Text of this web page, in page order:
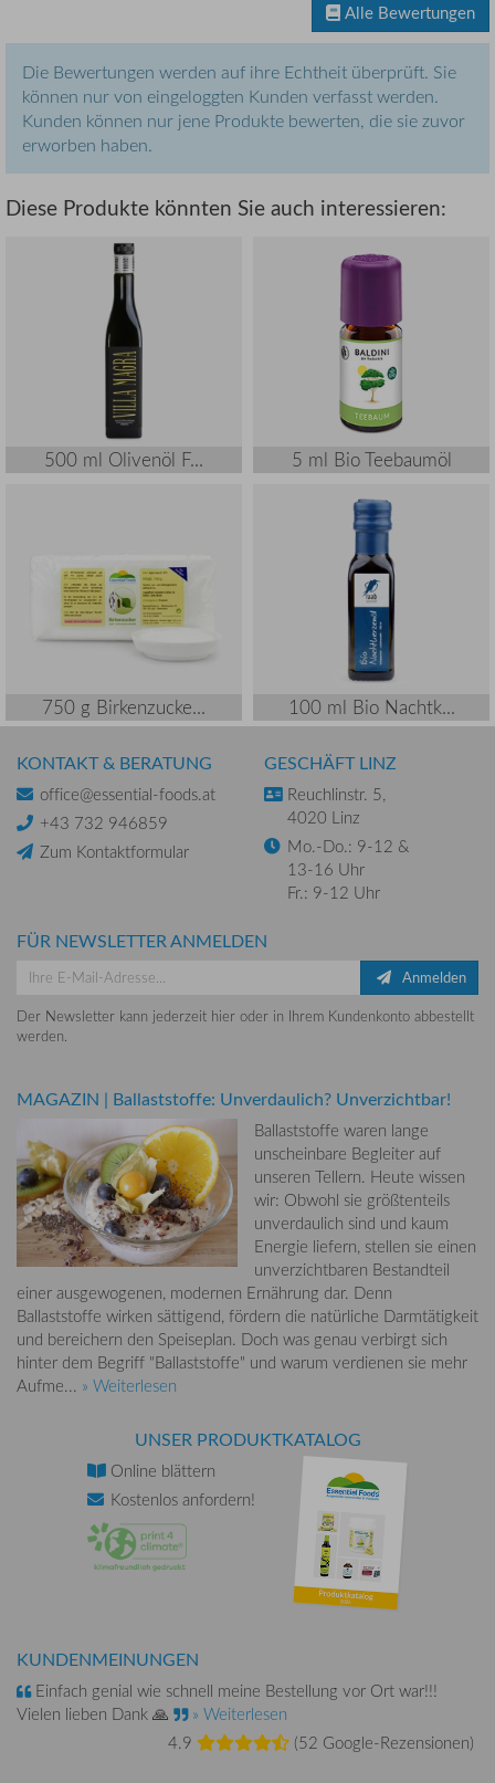
Alle Bewertungen
Die Bewertungen werden auf ihre Echtheit überprüft. Sie
können nur von eingeloggten Kunden verfasst werden.
Kunden können nur jene Produkte bewerten, die sie zuvor
erworben haben.
Diese Produkte könnten Sie auch interessieren:
500 ml Olivenöl F... 5 ml Bio Teebaumöl
750 g Birkenzucke... 100 ml Bio Nachtk...
KONTAKT & BERATUNG
office@essential-foods.at
+43 732 946859
Zum Kontaktformular
GESCHÄFT LINZ
Reuchlinstr. 5,
4020 Linz
Mo.-Do.: 9-12 &
13-16 Uhr
Fr.: 9-12 Uhr
FÜR NEWSLETTER ANMELDEN
Anmelden
Der Newsletter kann jederzeit hier oder in Ihrem Kundenkonto abbestellt
werden.
MAGAZIN | Ballaststoffe: Unverdaulich? Unverzichtbar!
Ballaststoffe waren lange
unscheinbare Begleiter auf
unseren Tellern. Heute wissen
wir: Obwohl sie größtenteils
unverdaulich sind und kaum
Energie liefern, stellen sie einen
unverzichtbaren Bestandteil
einer ausgewogenen, modernen Ernährung dar. Denn
Ballaststoffe wirken sättigend, fördern die natürliche Darmtätigkeit
und bereichern den Speiseplan. Doch was genau verbirgt sich
hinter dem Begriff "Ballaststoffe" und warum verdienen sie mehr
Aufme... » Weiterlesen
UNSER PRODUKTKATALOG
Online blättern
Kostenlos anfordern!
KUNDENMEINUNGEN
Einfach genial wie schnell meine Bestellung vor Ort war!!!
Vielen lieben Dank 🙏
» Weiterlesen
4.9
(52 Google-Rezensionen)